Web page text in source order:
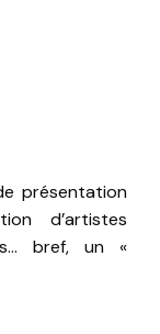
présentation
d’artistes
bref, un «